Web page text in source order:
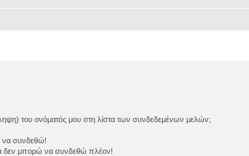
του ονόματός μου στη λίστα των συνδεδεμένων μελών;
να συνδεθώ!
δεν μπορώ να συνδεθώ πλέον!